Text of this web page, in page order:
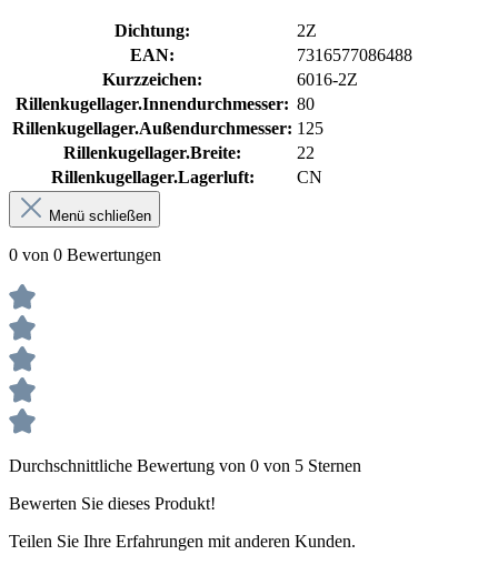
Dichtung:
2Z
EAN:
7316577086488
Kurzzeichen:
6016-2Z
Rillenkugellager.Innendurchmesser: 80
Rillenkugellager.Außendurchmesser: 125
Rillenkugellager.Breite:
22
Rillenkugellager.Lagerluft:
CN
Menü schließen
0 von 0 Bewertungen
Durchschnittliche Bewertung von 0 von 5 Sternen
Bewerten Sie dieses Produkt!
Teilen Sie Ihre Erfahrungen mit anderen Kunden.